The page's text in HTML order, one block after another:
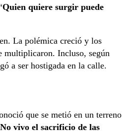
Quien quiere surgir puede
La polémica creció y los
multiplicaron. Incluso, según
a ser hostigada en la calle.
que se metió en un terreno
No vivo el sacrificio de las